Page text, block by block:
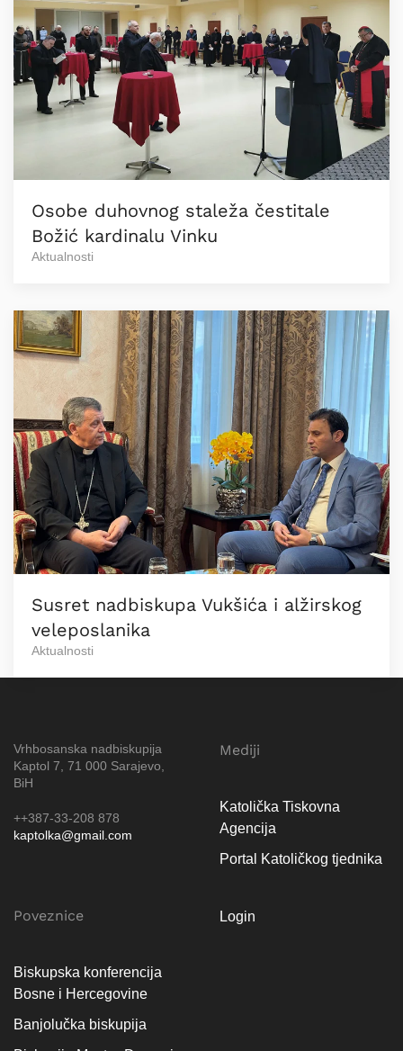
Osobe duhovnog staleža čestitale
Božić kardinalu Vinku
Aktualnosti
Susret nadbiskupa Vukšića i alžirskog
veleposlanika
Aktualnosti
Vrhbosanska nadbiskupija
Kaptol 7, 71 000 Sarajevo,
BiH
++387-33-208 878
kaptolka@gmail.com
Mediji
Katolička Tiskovna
Agencija
Portal Katoličkog tjednika
Poveznice
Biskupska konferencija
Bosne i Hercegovine
Banjolučka biskupija
Login